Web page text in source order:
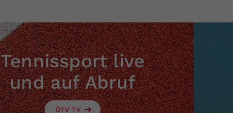
Tennissport live
und auf Abruf
ÖTV TV